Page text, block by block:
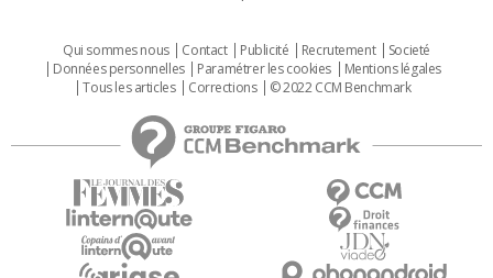
Qui sommes nous Contact Publicité Recrutement
Societé
Données personnelles
Paramétrer les cookies
Mentions légales
Tous les articles
Corrections © 2022 CCM Benchmark